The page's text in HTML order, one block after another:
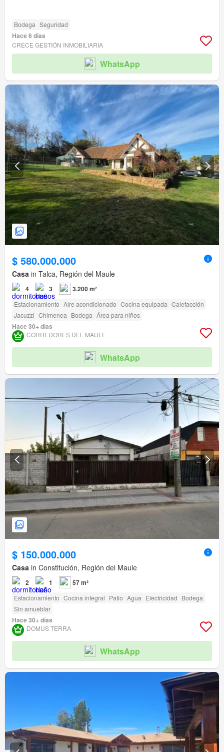
Bodega Seguridad
Hace 6 días
CRECE GESTIÓN INMOBILIARIA
WhatsApp
$ 580.000.000
Casa in Talca, Región del Maule
4 3 3.200 m²
Estacionamiento Aire acondicionado Cocina equipada Calefacción
Jacuzzi Chimenea Bodega Área para niños
Hace 30+ días
CORREDORES DEL MAULE
WhatsApp
$ 150.000.000
Casa in Constitución, Región del Maule
2 1 57 m²
Estacionamiento Cocina integral Patio Agua Electricidad Bodega
Sin amueblar
Hace 30+ días
DOMUS TERRA
WhatsApp